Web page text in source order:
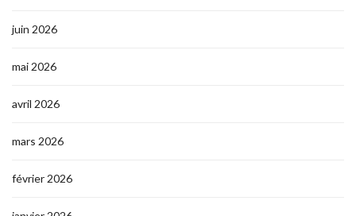
juin 2026
mai 2026
avril 2026
mars 2026
février 2026